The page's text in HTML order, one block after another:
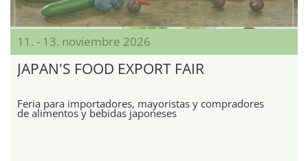
11. - 13. noviembre 2026
JAPAN'S FOOD EXPORT FAIR
Feria para importadores, mayoristas y compradores
de alimentos y bebidas japoneses